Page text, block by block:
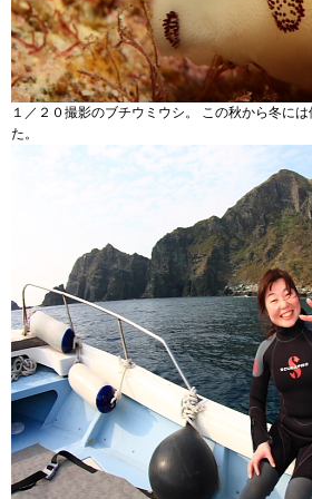
１／２０撮影のブチウミウシ。 この秋から冬に
た。